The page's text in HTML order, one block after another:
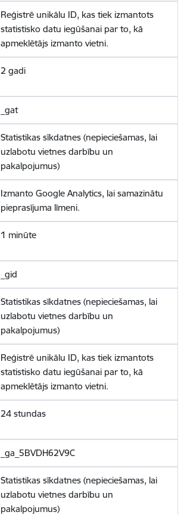
Reģistrē unikālu ID, kas tiek izmantots
statistisko datu iegūšanai par to, kā
apmeklētājs izmanto vietni.
2 gadi
_gat
Statistikas sīkdatnes (nepieciešamas, lai
uzlabotu vietnes darbību un
pakalpojumus)
Izmanto Google Analytics, lai samazinātu
pieprasījuma līmeni.
1 minūte
_gid
Statistikas sīkdatnes (nepieciešamas, lai
uzlabotu vietnes darbību un
pakalpojumus)
Reģistrē unikālu ID, kas tiek izmantots
statistisko datu iegūšanai par to, kā
apmeklētājs izmanto vietni.
24 stundas
_ga_5BVDH62V9C
Statistikas sīkdatnes (nepieciešamas, lai
uzlabotu vietnes darbību un
pakalpojumus)